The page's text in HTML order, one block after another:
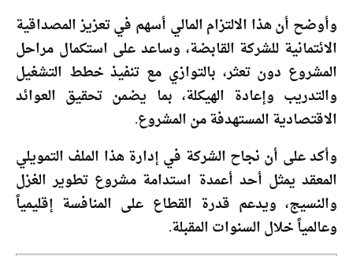
وأوضح أن هذا الالتزام المالي أسهم في تعزيز المصداقية
الائتمانية للشركة القابضة، وساعد على استكمال مراحل
المشروع دون تعثر، بالتوازي مع تنفيذ خطط التشغيل
والتدريب وإعادة الهيكلة، بما يضمن تحقيق العوائد
الاقتصادية المستهدفة من المشروع.
وأكد على أن نجاح الشركة في إدارة هذا الملف التمويلي
المعقد يمثل أحد أعمدة استدامة مشروع تطوير الغزل
والنسيج، ويدعم قدرة القطاع على المنافسة إقليمياً
وعالمياً خلال السنوات المقبلة.